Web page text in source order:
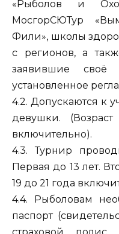
«Рыболов и
МосгорСЮТур
Фили», школы
с регионов, а
заявившие
установленное
4.2. Допускаются к
девушки.
включительно).
4.3. Турнир
Первая до 13 лет.
19 до 21 года
4.4. Рыболовам
паспорт